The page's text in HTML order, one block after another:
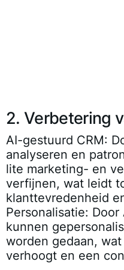
2. Verbetering
AI-gestuurd CRM:
analyseren en
lite marketing- en
verfijnen, wat leidt
klanttevredenheid
Personalisatie: Door
kunnen
worden gedaan,
verhoogt en een